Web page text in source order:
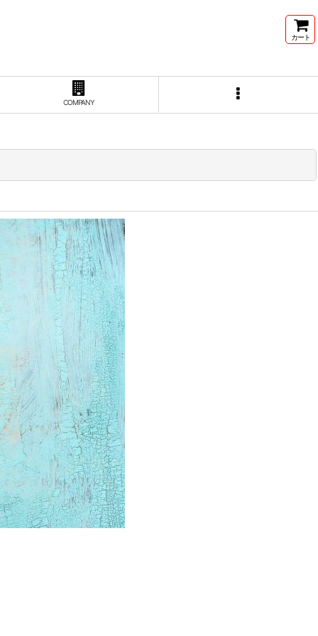
カート
COMPANY